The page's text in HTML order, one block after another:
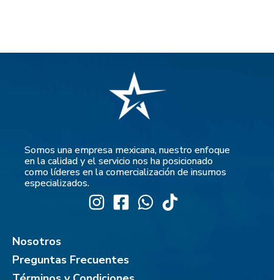
Somos una empresa mexicana, nuestro enfoque
en la calidad y el servicio nos ha posicionado
como líderes en la comercialización de insumos
especializados.
Nosotros
Preguntas Frecuentes